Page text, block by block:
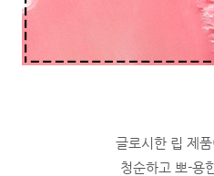
글로시한 립 제
청순하고 뽀-용